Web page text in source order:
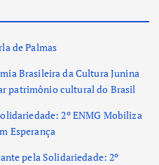
de Palmas
Brasileira da Cultura Junina
patrimônio cultural do Brasil
2º ENMG Mobiliza
Esperança
pela Solidariedade: 2º